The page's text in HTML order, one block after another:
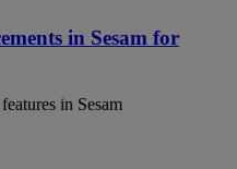
in Sesam for
in Sesam